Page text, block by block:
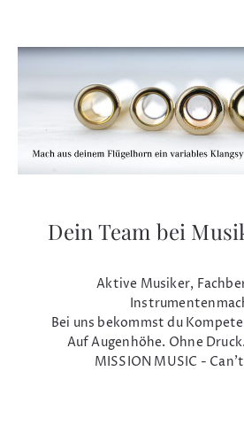
Dein Team bei
Aktive Musiker,
Bei uns bekommst du
Auf Augenhöhe. Ohne
MISSION MUSIC -